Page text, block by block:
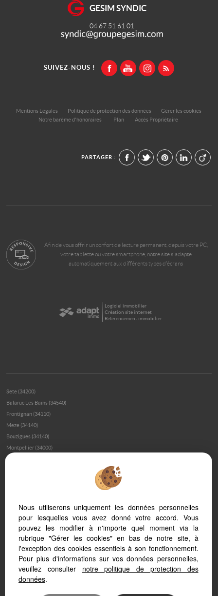
GESIM SYNDIC
04 67 51 61 01
SUIVEZ-NOUS !
Mentions Légales Politique de protection des données
Gérer les cookies
Notre barème d'honoraires
Plan Accès Propriétaire
PARTAGER :
Afin de vous offrir un confort de lecture permanent, depuis votre PC,
votre tablette ou votre smartphone, notre site s'adapte
automatiquement aux différents types d'écrans
Logiciel immobilier
Création site internet
Référencement immobilier
Sete (34200)
Balaruc Les Bains (34540)
Frontignan (34110)
Meze (34140)
Bouzigues (34140)
Montpellier (34000)
Montpellier (34070)
Montpellier (34080)
Montagnac (34530)
Poussan (34560)
Balaruc Le Vieux (34540)
Marseillan Plage (34340)
Nous utiliserons uniquement les données personnelles
pour lesquelles vous avez donné votre accord. Vous
pouvez les modifier à n'importe quel moment via la
rubrique "Gérer les cookies" en bas de notre site, à
l'exception des cookies essentiels à son fonctionnement.
Pour plus d'informations sur vos données personnelles,
veuillez consulter notre politique de protection des
données.